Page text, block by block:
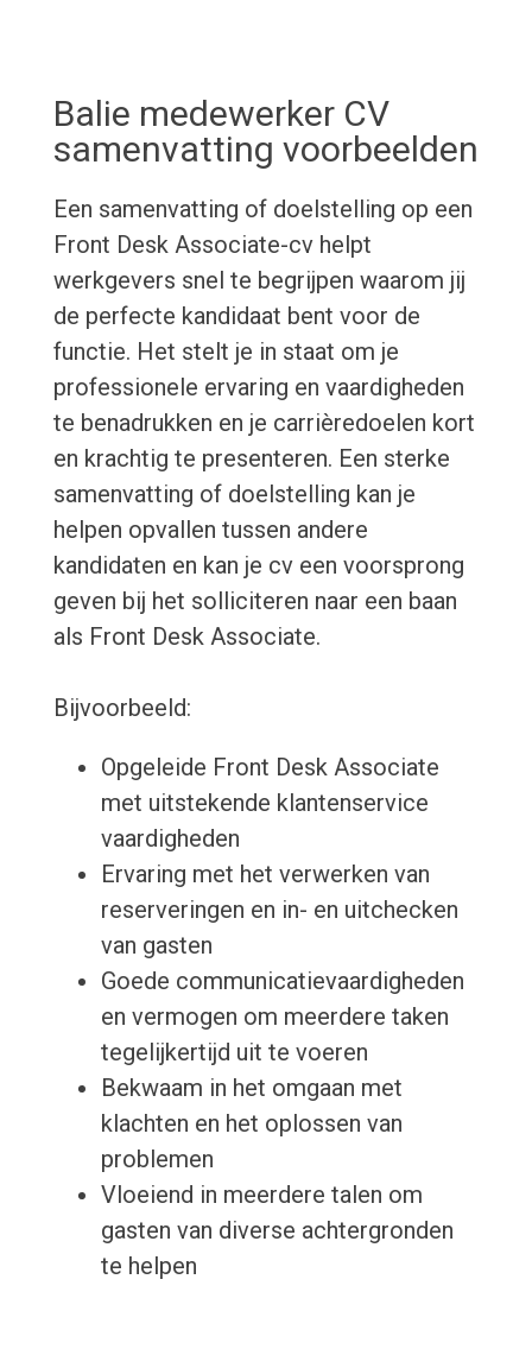
Balie medewerker CV
samenvatting voorbeelden
Een samenvatting of doelstelling op een
Front Desk Associate-cv helpt
werkgevers snel te begrijpen waarom jij
de perfecte kandidaat bent voor de
functie. Het stelt je in staat om je
professionele ervaring en vaardigheden
te benadrukken en je carrièredoelen kort
en krachtig te presenteren. Een sterke
samenvatting of doelstelling kan je
helpen opvallen tussen andere
kandidaten en kan je cv een voorsprong
geven bij het solliciteren naar een baan
als Front Desk Associate.
Bijvoorbeeld:
Opgeleide Front Desk Associate
met uitstekende klantenservice
vaardigheden
Ervaring met het verwerken van
reserveringen en in- en uitchecken
van gasten
Goede communicatievaardigheden
en vermogen om meerdere taken
tegelijkertijd uit te voeren
Bekwaam in het omgaan met
klachten en het oplossen van
problemen
Vloeiend in meerdere talen om
gasten van diverse achtergronden
te helpen